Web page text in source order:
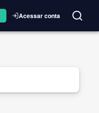
Acessar conta